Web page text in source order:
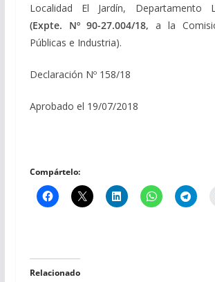
Localidad El Jardín, Departamento
(Expte. Nº 90-27.004/18,a la
Públicas e Industria).
Declaración Nº 158/18
Aprobado el 19/07/2018
Compártelo:
Relacionado